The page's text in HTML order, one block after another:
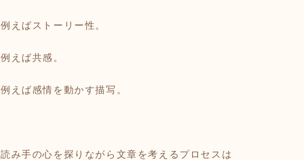
例えばストーリー性。
例えば共感。
例えば感情を動かす描写。
読み手の心を探りながら文章を考えるプロセスは